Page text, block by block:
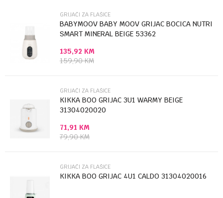
Poruka
Anti-spam zaštita - izračunajte koliko je 4 + 1 :
GRIJAČI ZA FLAŠICE
BABYMOOV BABY MOOV GRIJAC BOCICA NUTRI
SMART MINERAL BEIGE 53362
135,92 KM
159,90KM
GRIJAČI ZA FLAŠICE
KIKKA BOO GRIJAC 3U1 WARMY BEIGE
31304020020
71,91 KM
79,90KM
GRIJAČI ZA FLAŠICE
KIKKA BOO GRIJAC 4U1 CALDO 31304020016